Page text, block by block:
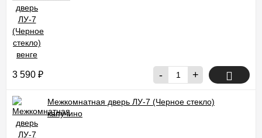
3 590 ₽ - +
Межкомнатная дверь ЛУ-7 (Черное стекло)
капучино